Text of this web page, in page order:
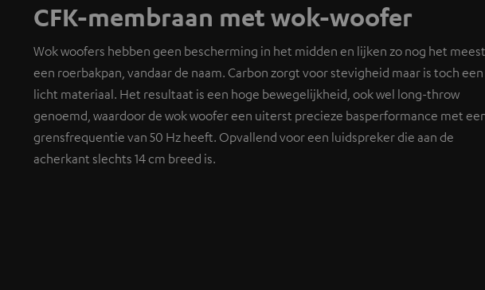
CFK-membraan met wok-woofer
Wok woofers hebben geen bescherming in het midden en lijken zo nog het
een roerbakpan, vandaar de naam. Carbon zorgt voor stevigheid maar is toch een
licht materiaal. Het resultaat is een hoge bewegelijkheid, ook wel long-throw
genoemd, waardoor de wok woofer een uiterst precieze basperformance met
grensfrequentie van 50 Hz heeft. Opvallend voor een luidspreker die aan de
acherkant slechts 14 cm breed is.